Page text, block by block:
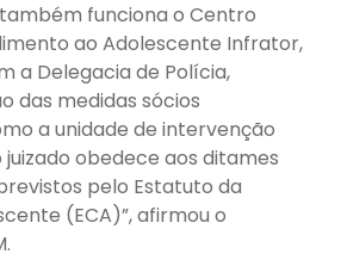
funciona o Centro
ao Adolescente Infrator,
a Delegacia de Polícia,
das medidas sócios
a unidade de intervenção
juizado obedece aos ditames
pelo Estatuto da
(ECA)”, afirmou o